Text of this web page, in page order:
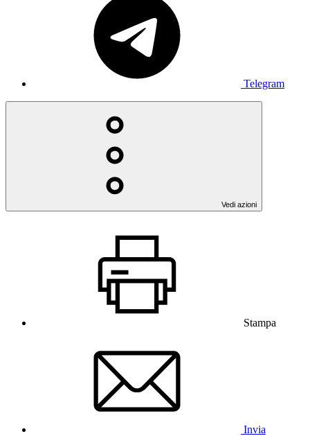
Telegram
Vedi azioni
Stampa
Invia